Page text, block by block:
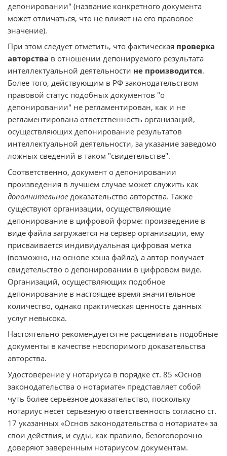
депонировании" (название конкретного документа
может отличаться, что не влияет на его правовое
значение).
При этом следует отметить, что фактическая проверка
авторства в отношении депонируемого результата
интеллектуальной деятельности не производится.
Более того, действующим в РФ законодательством
правовой статус подобных документов "о
депонировании" не регламентирован, как и не
регламентирована ответственность организаций,
осуществляющих депонирование результатов
интеллектуальной деятельности, за указание заведомо
ложных сведений в таком "свидетельстве".
Соответственно, документ о депонировании
произведения в лучшем случае может служить как
дополнительное доказательство авторства. Также
существуют организации, осуществляющие
депонирование в цифровой форме: произведение в
виде файла загружается на сервер организации, ему
присваивается индивидуальная цифровая метка
(возможно, на основе хэша файла), а автор получает
свидетельство о депонировании в цифровом виде.
Организаций, осуществляющих подобное
депонирование в настоящее время значительное
количество, однако практическая ценность данных
услуг невысока.
Настоятельно рекомендуется не расценивать подобные
документы в качестве неоспоримого доказательства
авторства.
Удостоверение у нотариуса в порядке ст. 85 «Основ
законодательства о нотариате» представляет собой
чуть более серьёзное доказательство, поскольку
нотариус несёт серьёзную ответственность согласно ст.
17 указанных «Основ законодательства о нотариате» за
свои действия, и суды, как правило, безоговорочно
доверяют заверенным нотариусом документам.